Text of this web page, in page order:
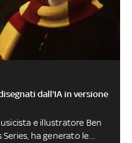
dall'IA in versione
e illustratore Ben
ha generato le